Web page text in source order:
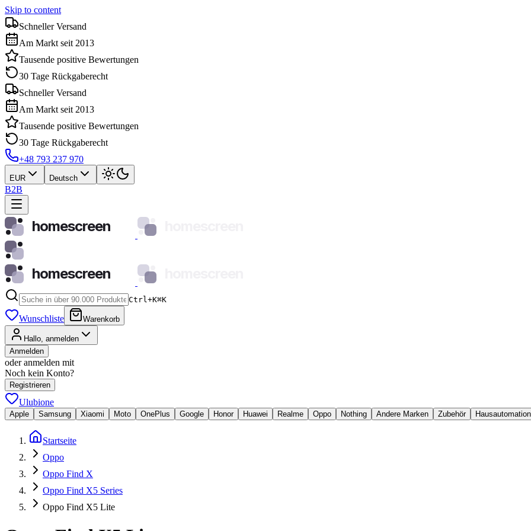
Skip to content
Schneller Versand
Am Markt seit 2013
Tausende positive Bewertungen
30 Tage Rückgaberecht
Schneller Versand
Am Markt seit 2013
Tausende positive Bewertungen
30 Tage Rückgaberecht
+48 793 237 970
EUR Deutsch
B2B
homescreen
homescreen
Ctrl+K⌘K
Wunschliste Warenkorb
Hallo, anmelden
Anmelden
oder anmelden mit
Noch kein Konto?
Registrieren
Ulubione
Apple Samsung Xiaomi Moto OnePlus Google Honor Huawei Realme Oppo Nothing Andere Marken Zubehör Hausautomation
Startseite
Oppo
Oppo Find X
Oppo Find X5 Series
Oppo Find X5 Lite